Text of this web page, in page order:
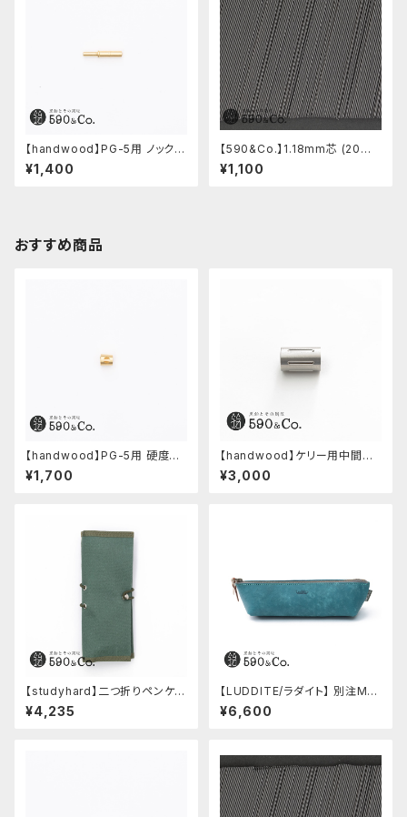
【handwood】PG-5用 ノックボ
タン (真鍮)
¥1,400
【590&Co.】1.18mm芯 (20本
入り)
¥1,100
おすすめ商品
【handwood】PG-5用 硬度表
示窓 (真鍮/丸窓)
¥1,700
【handwood】ケリー用中間パ
ーツ/カスタムグリップ (縦溝/ス
テンレス)
¥3,000
【studyhard】二つ折りペンケー
ス ミニマムコンパクトサイズ
(アクアブルー)
¥4,235
【LUDDITE/ラダイト】 別注MAY
Aレザーボートペンケース (ター
キーブルー)
¥6,600